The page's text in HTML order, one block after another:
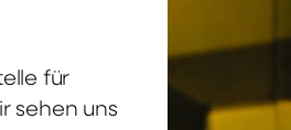
für
sehen uns